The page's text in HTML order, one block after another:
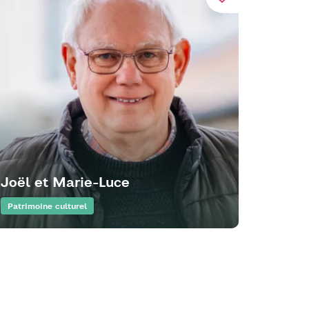
Joël et Marie-Luce
Patrimoine culturel